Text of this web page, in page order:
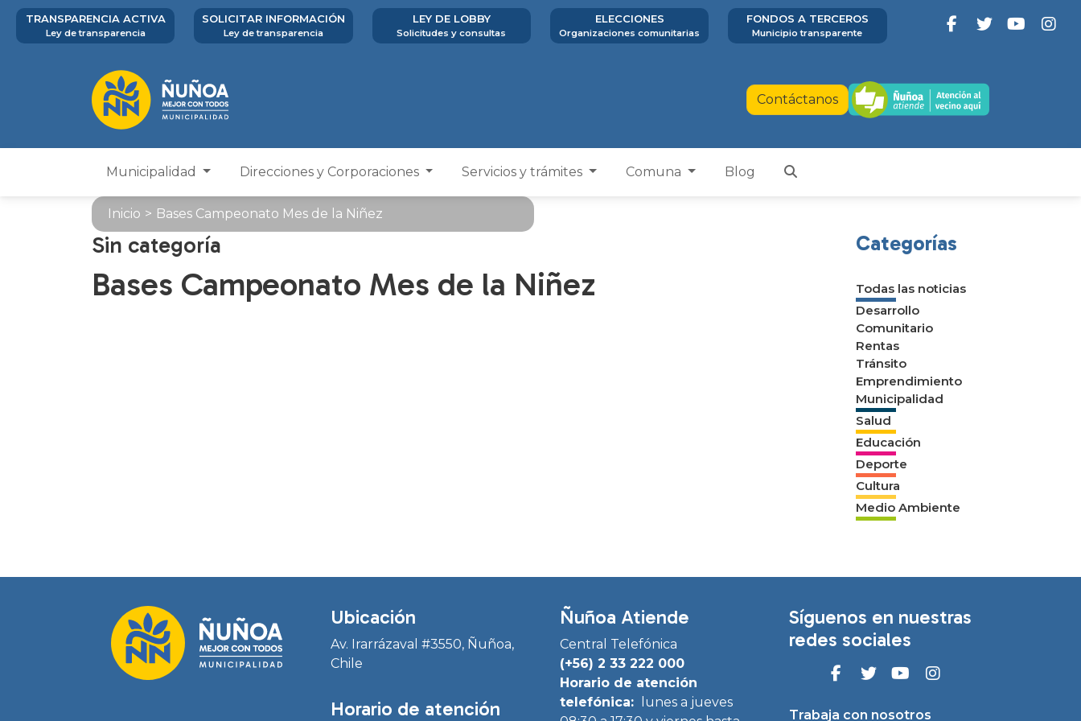
TRANSPARENCIA ACTIVA
Ley de transparencia
SOLICITAR INFORMACIÓN
Ley de transparencia
LEY DE LOBBY
Solicitudes y consultas
ELECCIONES
Organizaciones comunitarias
FONDOS A TERCEROS
Municipio transparente
Contáctanos
Municipalidad Direcciones y Corporaciones Servicios y trámites Comuna Blog
Inicio > Bases Campeonato Mes de la Niñez
Sin categoría
Bases Campeonato Mes de la Niñez
Categorías
Todas las noticias
Desarrollo
Comunitario
Rentas
Tránsito
Emprendimiento
Municipalidad
Salud
Educación
Deporte
Cultura
Medio Ambiente
Ubicación
Av. Irarrázaval #3550, Ñuñoa,
Chile
Horario de atención
Ñuñoa Atiende
Central Telefónica
(+56) 2 33 222 000
Horario de atención
telefónica:
lunes a jueves
Síguenos en nuestras
redes sociales
Trabaja con nosotros